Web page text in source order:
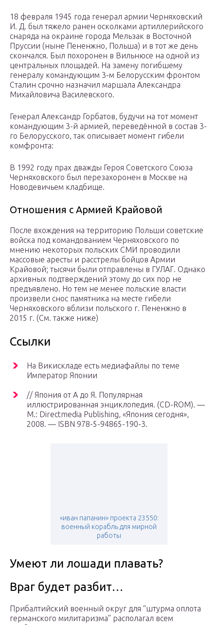
18 февраля 1945 года генерал армии Черняховский
И. Д. был тяжело ранен осколками артиллерийского
снаряда на окраине города Мельзак в Восточной
Пруссии (ныне Пененжно, Польша) и в тот же день
скончался. Был похоронен в Вильнюсе на одной из
центральных площадей. На замену погибшему
генералу командующим 3-м Белорусским фронтом
Сталин срочно назначил маршала Александра
Михайловича Василевского.
Генерал Александр Горбатов, будучи на тот момент
командующим 3-й армией, переведённой в состав 3-
го Белорусского, так описывает момент гибели
комфронта:
В 1992 году прах дважды Героя Советского Союза
Черняховского был перезахоронен в Москве на
Новодевичьем кладбище.
Отношения с Армией Крайовой
После вхождения на территорию Польши советские
войска под командованием Черняховского по
мнению некоторых польских СМИ проводили
массовые аресты и расстрелы бойцов Армии
Крайовой; тысячи были отправлены в ГУЛАГ. Однако
архивных подтверждений этому до сих пор не
предъявлено. Но тем не менее польские власти
произвели снос памятника на месте гибели
Черняховского вблизи польского г. Пененжно в
2015 г. (См. также ниже)
Ссылки
На Викискладе есть медиафайлы по теме
Император Японии
// Япония от А до Я. Популярная
иллюстрированная энциклопедия. (CD-ROM). —
М.: Directmedia Publishing, «Япония сегодня»,
2008. — ISBN 978-5-94865-190-3.
«иван папанин» проекта 23550:
военный корабль для мирной
работы
Умеют ли лошади плавать?
Враг будет разбит…
Прибалтийский военный округ для “штурма оплота
германского милитаризма” располагал всем